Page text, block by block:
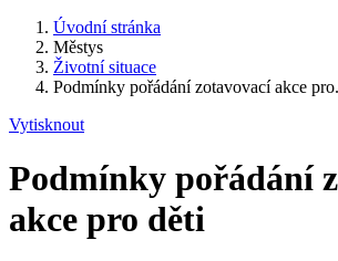
Úvodní stránka
Městys
Životní situace
Podmínky pořádání zotavovací akce
Vytisknout
Podmínky pořádání
akce pro děti